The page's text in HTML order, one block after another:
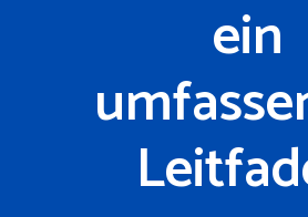
ein